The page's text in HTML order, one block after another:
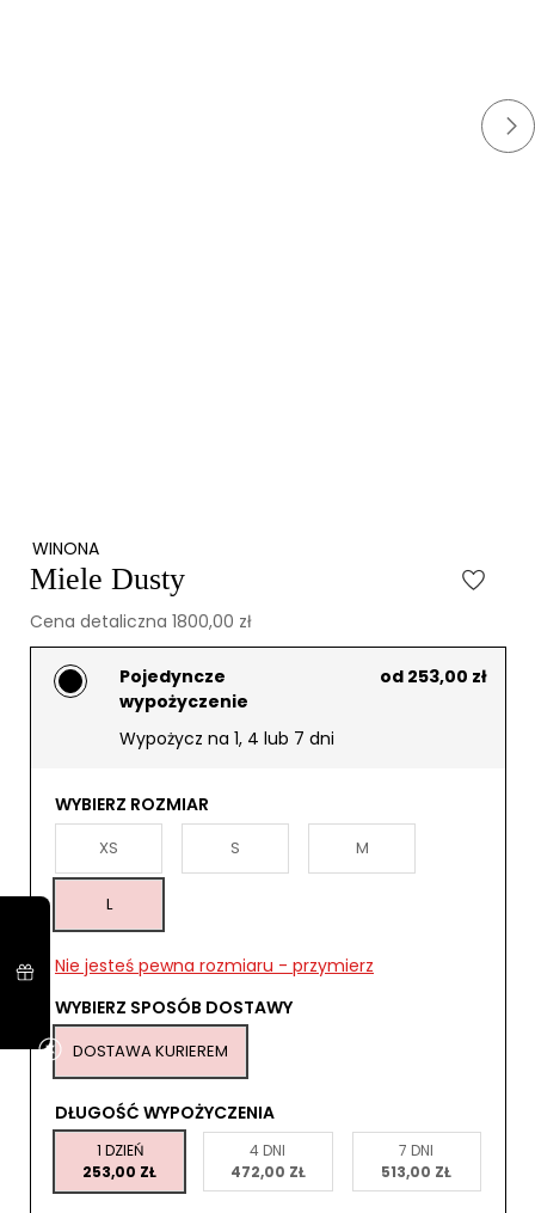
WINONA
Miele Dusty
Cena detaliczna 1800,00 zł
Pojedyncze
wypożyczenie
od 253,00 zł
Wypożycz na 1, 4 lub 7 dni
WYBIERZ ROZMIAR
XS S M
L
Nie jesteś pewna rozmiaru - przymierz
WYBIERZ SPOSÓB DOSTAWY
DOSTAWA KURIEREM
DŁUGOŚĆ WYPOŻYCZENIA
1 DZIEŃ
253,00 ZŁ
4 DNI
472,00 ZŁ
7 DNI
513,00 ZŁ